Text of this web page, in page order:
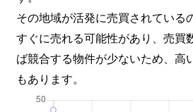
その地域が活発に売買されている
すぐに売れる可能性があり、売買
ば競合する物件が少ないため、高
もあります。